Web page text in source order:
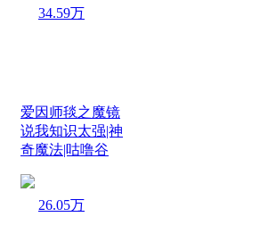
34.59万
爱因师毯之魔镜
说我知识太强|神
奇魔法|咕噜谷
26.05万